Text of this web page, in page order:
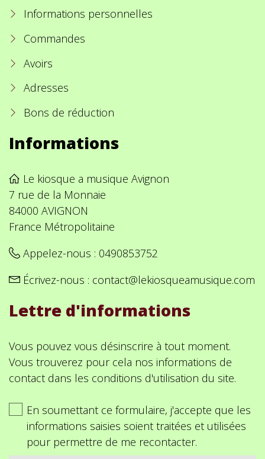
Informations personnelles
Commandes
Avoirs
Adresses
Bons de réduction
Informations
Le kiosque a musique Avignon
7 rue de la Monnaie
84000 AVIGNON
France Métropolitaine
Appelez-nous : 0490853752
Écrivez-nous : contact@lekiosqueamusique.com
Lettre d'informations
Vous pouvez vous désinscrire à tout moment.
Vous trouverez pour cela nos informations de
contact dans les conditions d'utilisation du site.
En soumettant ce formulaire, j'accepte que les
informations saisies soient traitées et utilisées
pour permettre de me recontacter.